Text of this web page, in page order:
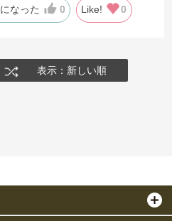
なった 0 Like! 0
表示：新しい順